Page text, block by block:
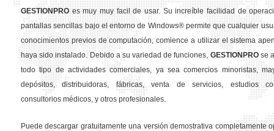
GESTION PRO es muy muy facil de usar. Su increíble facilidad de
pantallas sencillas bajo el entorno de Windows® permite que cualquier
conocimientos previos de computación, comience a utilizar el sistema
haya sido instalado. Debido a su variedad de funciones, GESTION PROse
todo tipo de actividades comerciales, ya sea comercios minoristas,
depósitos, distribuidoras, fábricas, venta de servicios, estudios
consultorios médicos, y otros profesionales.
Puede descargar gratuitamente una versión demostrativa completamente